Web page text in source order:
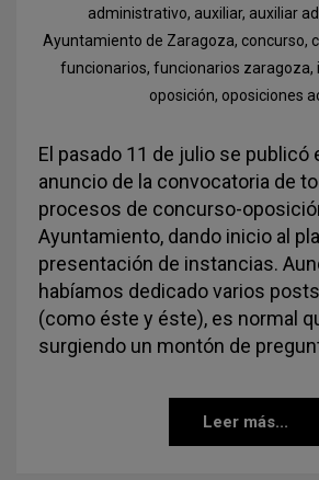
administrativo, auxiliar, auxiliar
Ayuntamiento de Zaragoza, concurso,
funcionarios, funcionarios zaragoza,
oposición, oposiciones
El pasado 11 de julio se publicó
anuncio de la convocatoria de
procesos de concurso-
Ayuntamiento, dando inicio al
presentación de instancias.
habíamos dedicado varios
(como éste y éste), es normal
surgiendo un montón de
Leer más...